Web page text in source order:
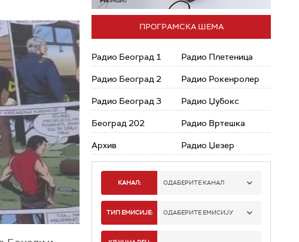
ПРОГРАМСКА ШЕМА
Радио Београд 1
Радио Београд 2
Радио Београд 3
Београд 202
Архив
Радио Плетеница
Радио Рокенролер
Радио Џубокс
Радио Вртешка
Радио Џезер
КАНАЛ: ОДАБЕРИТЕ КАНАЛ
РАДИО БЕОГРАД 1
ТИП ЕМИСИЈЕ: ОДАБЕРИТЕ ЕМИСИЈУ